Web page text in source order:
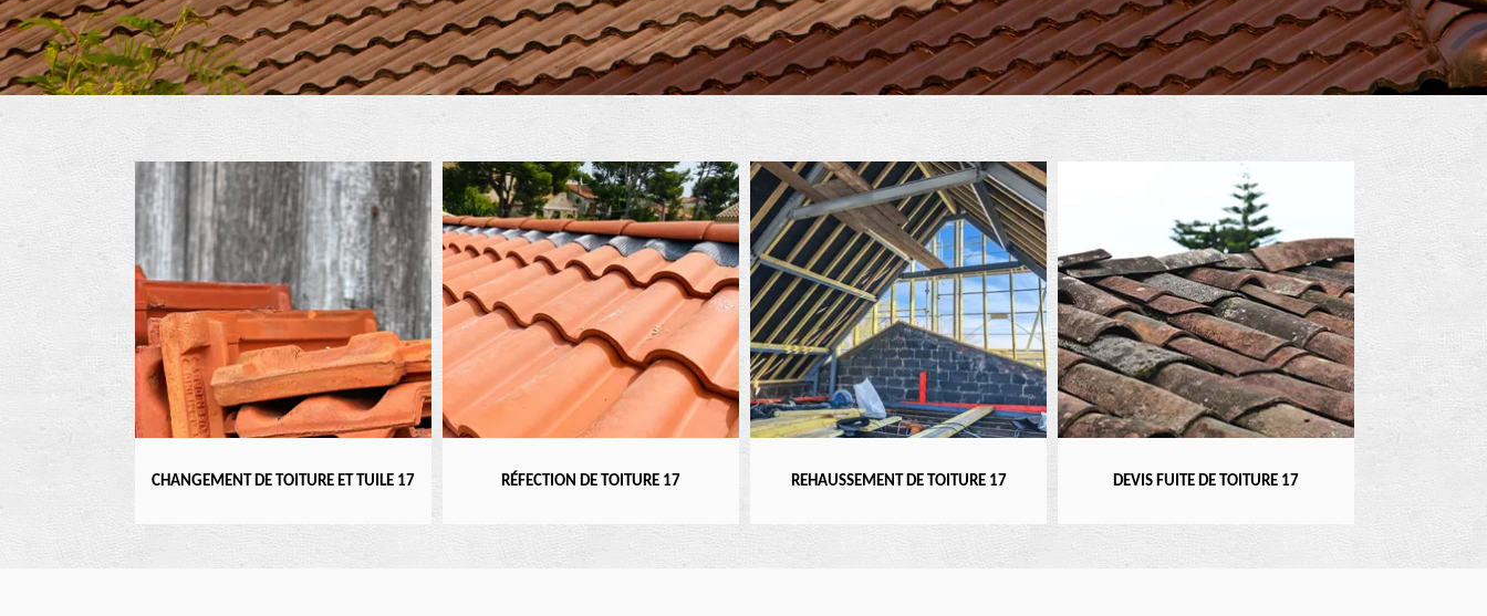
CHANGEMENT DE TOITURE ET TUILE 17 RÉFECTION DE TOITURE 17 REHAUSSEMENT DE TOITURE 17 DEVIS FUITE DE TOITURE 17
RÉPARATEUR,